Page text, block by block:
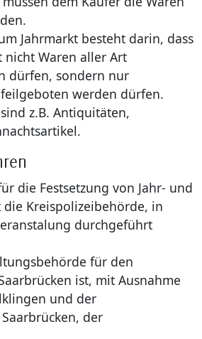
Jahrmarkt besteht darin, dass
nicht Waren aller Art
dürfen, sondern nur
werden dürfen.
z.B. Antiquitäten,
die Festsetzung von Jahr- und
die Kreispolizeibehörde, in
durchgeführt
für den
ist, mit Ausnahme
und der
der